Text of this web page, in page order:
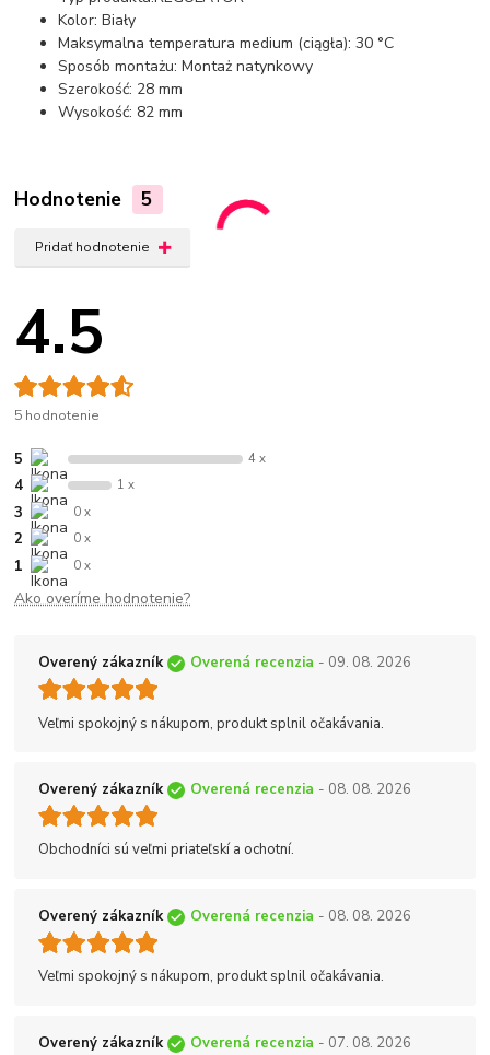
Kolor: Biały
Maksymalna temperatura medium (ciągła): 30 °C
Sposób montażu: Montaż natynkowy
Szerokość: 28 mm
Wysokość: 82 mm
Hodnotenie 5
Pridať hodnotenie
4.5
5 hodnotenie
5 4 x
4 1 x
3 0 x
2 0 x
1 0 x
Ako overíme hodnotenie?
Overený zákazník Overená recenzia - 09. 08. 2026
Veľmi spokojný s nákupom, produkt splnil očakávania.
Overený zákazník Overená recenzia - 08. 08. 2026
Obchodníci sú veľmi priateľskí a ochotní.
Overený zákazník Overená recenzia - 08. 08. 2026
Veľmi spokojný s nákupom, produkt splnil očakávania.
Overený zákazník Overená recenzia - 07. 08. 2026